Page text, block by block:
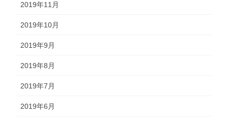
2019年11月
2019年10月
2019年9月
2019年8月
2019年7月
2019年6月